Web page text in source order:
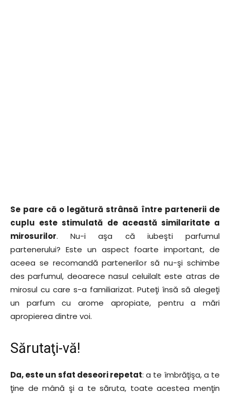
Se pare că o legătură strânsă între partenerii de
cuplu este stimulată de această similaritate a
mirosurilor. Nu-i aşa că iubeşti parfumul
partenerului? Este un aspect foarte important, de
aceea se recomandă partenerilor să nu-şi schimbe
des parfumul, deoarece nasul celuilalt este atras de
mirosul cu care s-a familiarizat. Puteţi însă să alegeţi
un parfum cu arome apropiate, pentru a mări
apropierea dintre voi.
Sărutaţi-vă!
Da, este un sfat deseori repetat: a te îmbrăţişa, a te
ţine de mână şi a te săruta, toate acestea menţin